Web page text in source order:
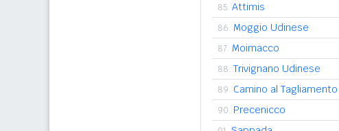
85. Attimis
86. Moggio Udinese
87. Moimacco
88. Trivignano Udinese
89. Camino al Tagliamento
90. Precenicco